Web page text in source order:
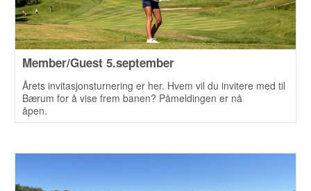
Member/Guest 5.september
Årets invitasjonsturnering er her. Hvem vil du invitere med til
Bærum for å vise frem banen? Påmeldingen er nå
åpen.